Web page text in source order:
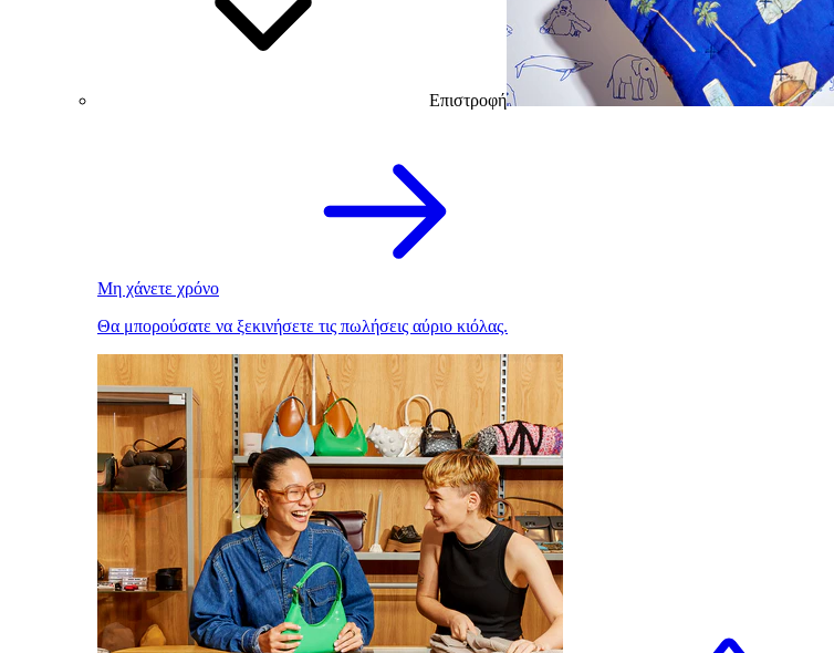
Επιστροφή
Μη χάνετε χρόνο
Θα μπορούσατε να ξεκινήσετε τις πωλήσεις αύριο κιόλας.